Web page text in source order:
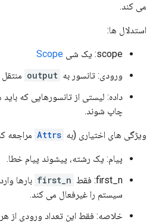
می کند.
استدلال ها:
scope: یک شی
Scope
ورودی: تانسور به output
داده: لیستی از تانسورهایی که باید
چاپ شوند.
ویژگی های اختیاری (به Attrs مراجعه
پیام: یک رشته، پیشوند پیام خطا.
first_n: فقط
first_n
سیستم را غیرفعال می کند.
خلاصه: فقط این تعداد ورودی از